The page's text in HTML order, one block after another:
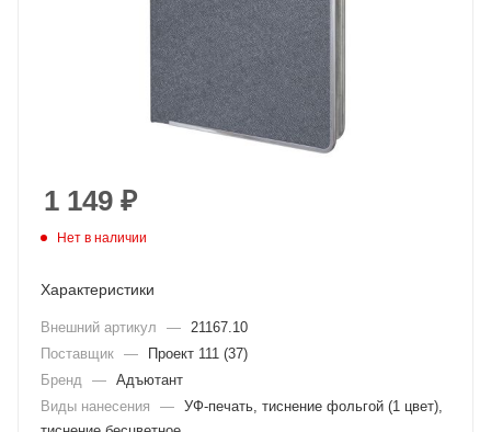
1 149 ₽
Нет в наличии
Характеристики
Внешний артикул —
21167.10
Поставщик —
Проект 111 (37)
Бренд
— Адъютант
Виды нанесения
— УФ-печать, тиснение фольгой (1 цвет),